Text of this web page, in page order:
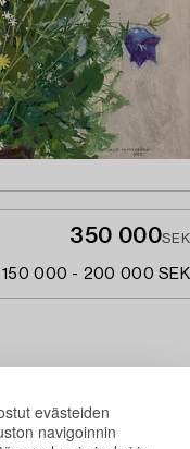
evästeiden
navigoinnin
350 000SEK
150 000 - 200 000 SEK
81 x 65 cm.